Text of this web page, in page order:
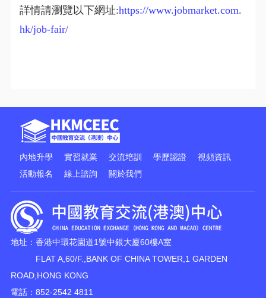
詳情請瀏覽以下網址:https://www.jobmarket.com.
hk/job-fair/
內地升學 實習就業 交流培訓 學歷認證
視頻資訊
活動報名
線上諮詢 關於我們
地址：香港中環花園道1號中銀大廈60樓A室
FLAT A,60/F.,BANK OF CHINA TOWER,1 GARDEN
ROAD,HONG KONG
電話：852-2542 4811